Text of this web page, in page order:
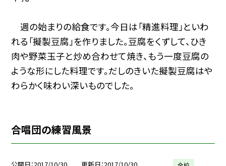
週の始まりの給食です。今日は「精進料理」といわ
れる「擬製豆腐」を作りました。豆腐をくずして、ひき
肉や野菜玉子と炒め合わせて焼き、もう一度豆腐の
ような形にした料理です。だしのきいた擬製豆腐はや
わらかく味わい深いものでした。
合唱団の練習風景